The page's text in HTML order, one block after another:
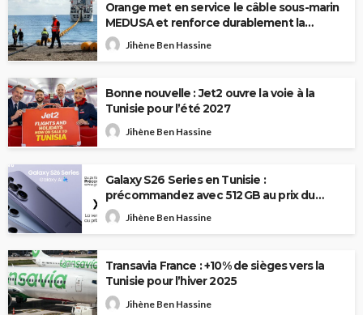
Orange met en service le câble sous-marin
MEDUSA et renforce durablement la
connectivité internationale de la Tunisie
Jihène Ben Hassine
Bonne nouvelle : Jet2 ouvre la voie à la
Tunisie pour l’été 2027
Jihène Ben Hassine
Galaxy S26 Series en Tunisie :
précommandez avec 512 GB au prix du
256 GB
Jihène Ben Hassine
Transavia France : +10% de sièges vers la
Tunisie pour l’hiver 2025
Jihène Ben Hassine